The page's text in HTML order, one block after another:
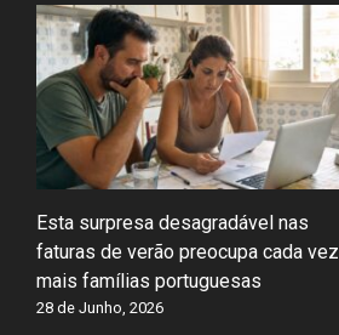
Esta surpresa desagradável nas
faturas de verão preocupa cada vez
mais famílias portuguesas
28 de Junho, 2026